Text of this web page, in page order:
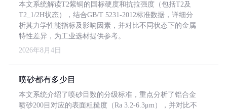
本文系统解读T2紫铜的国标硬度和抗拉强度（包括T2及
T2_1/2H状态），结合GB/T 5231-2012标准数据，详细分
析其力学性能指标及影响因素，并对比不同状态下的金属
特性差异，为工业选材提供参考。
2026年8月4日
喷砂都有多少目
本文系统介绍了喷砂目数的分级标准，重点分析了铝合金
喷砂200目对应的表面粗糙度（Ra 3.2-6.3μm），并对比不